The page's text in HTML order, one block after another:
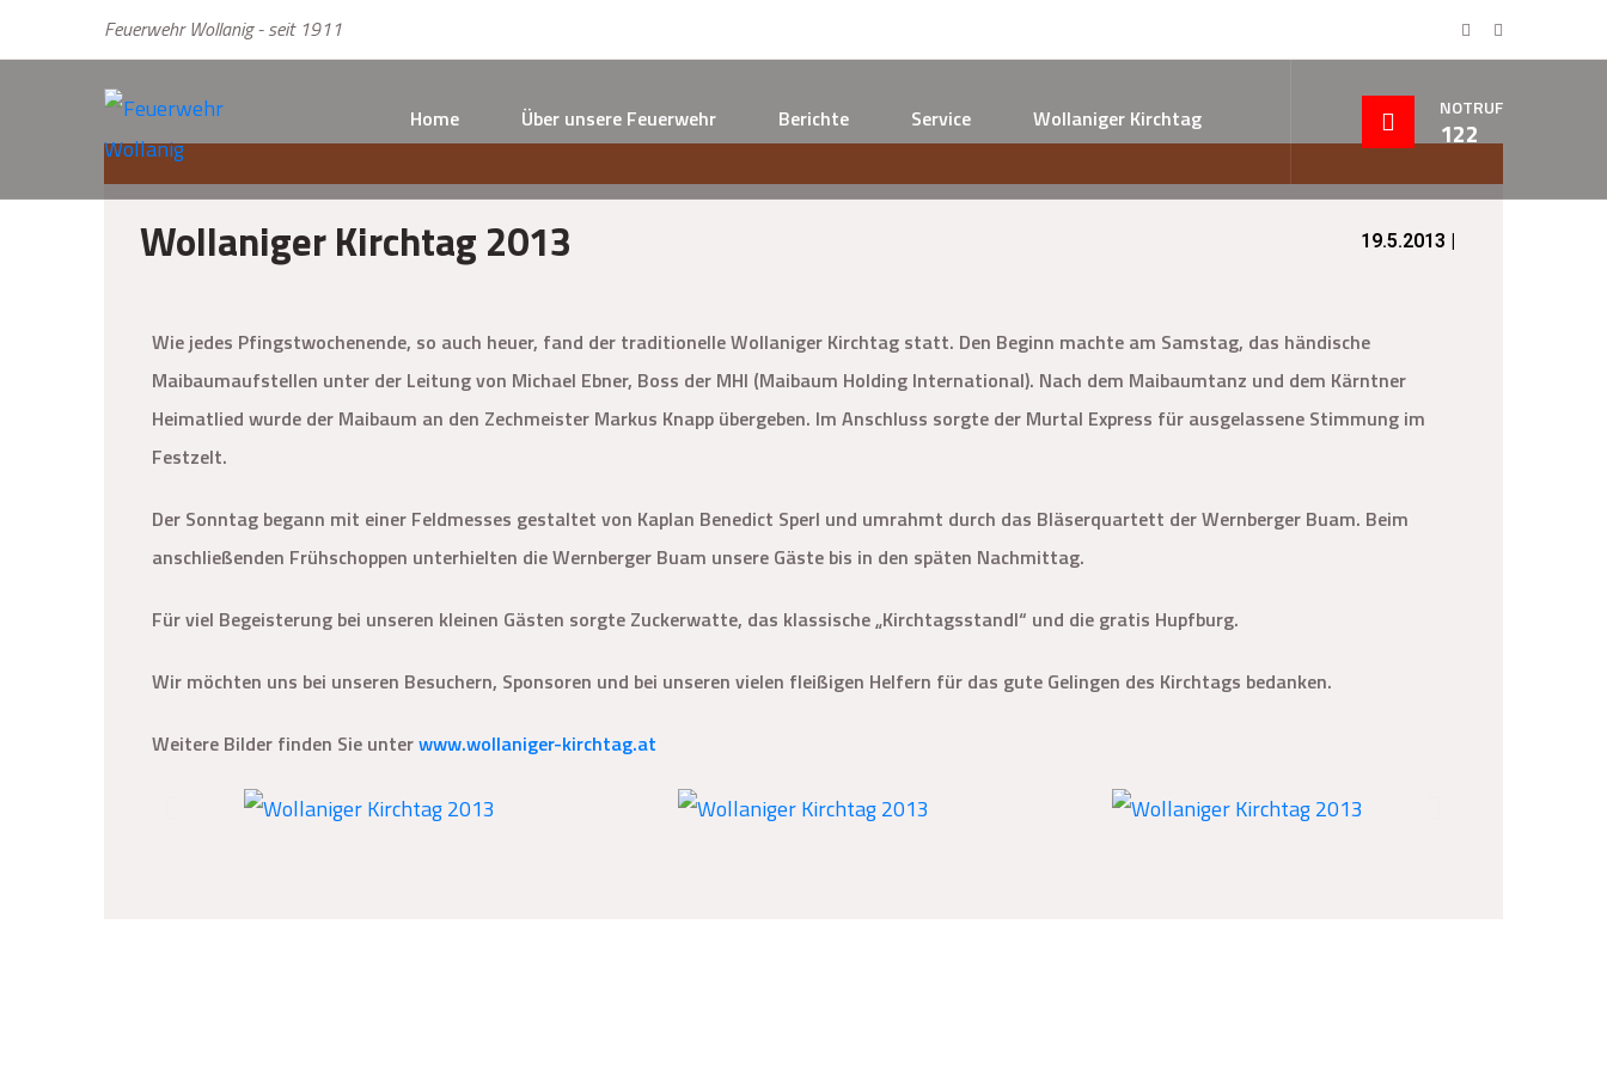
Feuerwehr Wollanig - seit 1911
Home Über unsere Feuerwehr Berichte Service Wollaniger Kirchtag NOTRUF
122
Wollaniger Kirchtag 2013 19.5.2013 |
Wie jedes Pfingstwochenende, so auch heuer, fand der traditionelle Wollaniger Kirchtag statt. Den Beginn machte am Samstag, das händische
Maibaumaufstellen unter der Leitung von Michael Ebner, Boss der MHI (Maibaum Holding International). Nach dem Maibaumtanz und dem Kärntner
Heimatlied wurde der Maibaum an den Zechmeister Markus Knapp übergeben. Im Anschluss sorgte der Murtal Express für ausgelassene Stimmung im
Festzelt.
Der Sonntag begann mit einer Feldmesses gestaltet von Kaplan Benedict Sperl und umrahmt durch das Bläserquartett der Wernberger Buam. Beim
anschließenden Frühschoppen unterhielten die Wernberger Buam unsere Gäste bis in den späten Nachmittag.
Für viel Begeisterung bei unseren kleinen Gästen sorgte Zuckerwatte, das klassische „Kirchtagsstandl“ und die gratis Hupfburg.
Wir möchten uns bei unseren Besuchern, Sponsoren und bei unseren vielen fleißigen Helfern für das gute Gelingen des Kirchtags bedanken.
Weitere Bilder finden Sie unterwww.wollaniger-kirchtag.at